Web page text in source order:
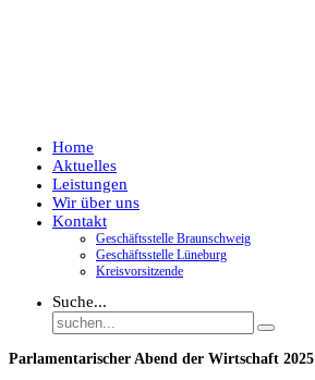
Home
Aktuelles
Leistungen
Wir über uns
Kontakt
Geschäftsstelle Braunschweig
Geschäftsstelle Lüneburg
Kreisvorsitzende
Suche...
Parlamentarischer Abend der Wirtschaft 2025